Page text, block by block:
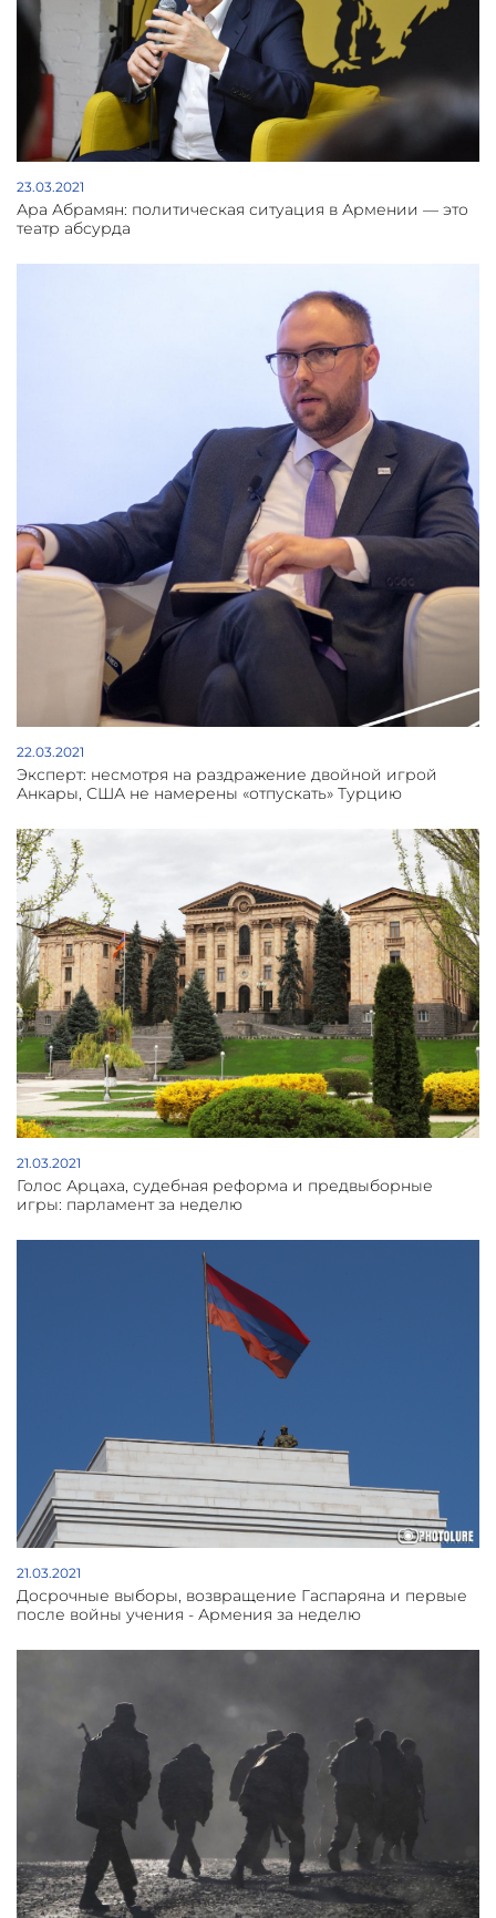
23.03.2021
Ара Абрамян: политическая ситуация в Армении — это
театр абсурда
22.03.2021
Эксперт: несмотря на раздражение двойной игрой
Анкары, США не намерены «отпускать» Турцию
21.03.2021
Голос Арцаха, судебная реформа и предвыборные
игры: парламент за неделю
21.03.2021
Досрочные выборы, возвращение Гаспаряна и первые
после войны учения - Армения за неделю